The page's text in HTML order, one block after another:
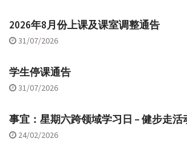
2026年8月份上课及课室调整通告
31/07/2026
学生停课通告
31/07/2026
事宜：星期六跨领域学习日 – 健步走活
24/02/2026